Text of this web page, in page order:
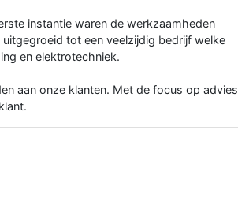
instantie waren de werkzaamheden
tot een veelzijdig bedrijf welke
en elektrotechniek.
aan onze klanten. Met de focus op advies